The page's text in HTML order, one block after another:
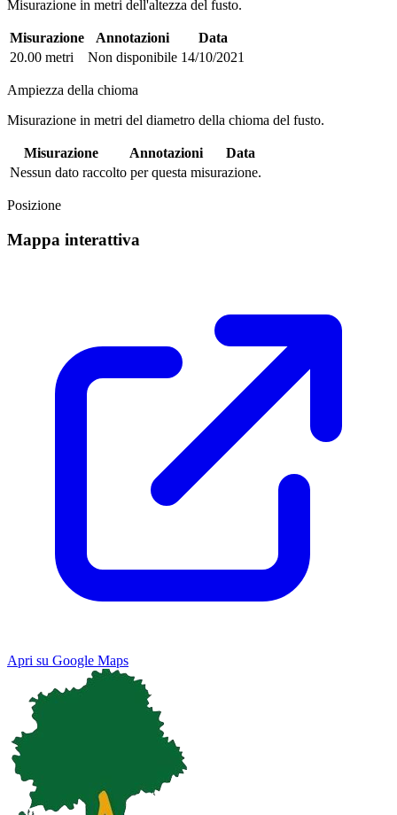
Misurazione in metri dell'altezza del fusto.
Misurazione Annotazioni
Data
20.00 metri
Non disponibile 14/10/2021
Ampiezza della chioma
Misurazione in metri del diametro della chioma del fusto.
Misurazione Annotazioni
Data
Nessun dato raccolto per questa misurazione.
Posizione
Mappa interattiva
Apri su Google Maps
Map Satellite
Keyboard shortcuts